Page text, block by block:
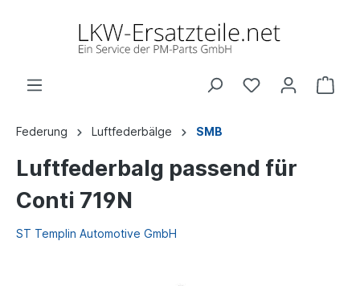
Federung Luftfederbälge SMB
Luftfederbalg passend für
Conti 719N
ST Templin Automotive GmbH